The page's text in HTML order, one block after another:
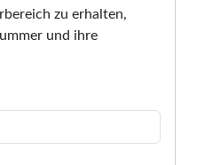
zu erhalten,
und ihre